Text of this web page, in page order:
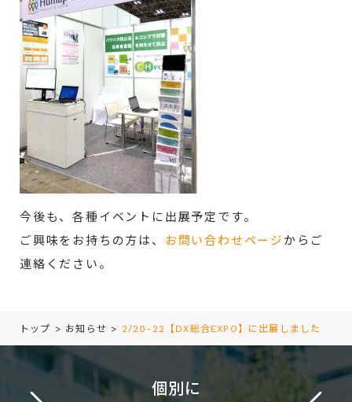
今後も、各種イベントに出展予定です。
ご興味をお持ちの方は、
お問い合わせページ からご
連絡ください。
トップ > お知らせ > 2/20-22【DX総合EXPO】に出展しました
個別に